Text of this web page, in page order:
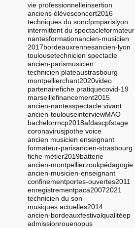
vie professionnelleinsertion
anciens élèvesconcert2016
techniques du soncfpmparislyon
intermittent du spectacleformateur
nantesformationancien-musicien
2017bordeauxrennesancien-lyon
toulousetechnicien spectacle
ancien-parismusicien
technicien plateaustrasbourg
montpellierchant2020video
partenairefiche pratiquecovid-19
marseillefinancement2015
ancien-nantesspectacle vivant
ancien-toulouseinterviewMAO
bachelorrncp2018afdascpfstage
coronavirusjpothe voice
ancien musicien enseignant
formateur-parisancien-strasbourg
fiche métier2019batterie
ancien-montpellierzoukpédagogie
ancien-musicien-enseignant
confinementportes-ouvertes2011
enregistrementpaca20072021
technicien du son
musiques actuelles2014
ancien-bordeauxfestivalqualitéep
admissionrouenopus